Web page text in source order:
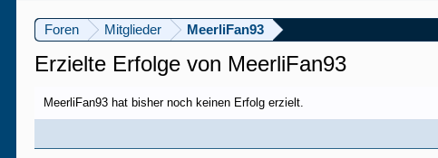
Foren Mitglieder MeerliFan93
Erzielte Erfolge von MeerliFan93
MeerliFan93 hat bisher noch keinen Erfolg erzielt.